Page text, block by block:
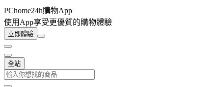
PChome24h購物App
使用App享受更優質的購物體驗
立即體驗
全站